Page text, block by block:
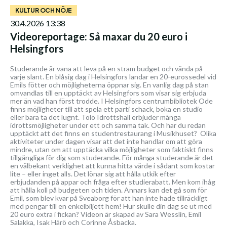
KULTUR OCH NÖJE
30.4.2026 13:38
Videoreportage: Så maxar du 20 euro i
Helsingfors
Studerande är vana att leva på en stram budget och vända på
varje slant. En blåsig dag i Helsingfors landar en 20-eurossedel vid
Emils fötter och möjligheterna öppnar sig. En vanlig dag på stan
omvandlas till en upptäckt av Helsingfors som visar sig erbjuda
mer än vad han först trodde. I Helsingfors centrumbibliotek Ode
finns möjligheter till att spela ett parti schack, boka en studio
eller bara ta det lugnt. Tölö Idrottshall erbjuder många
idrottsmöjligheter under ett och samma tak. Och har du redan
upptäckt att det finns en studentrestaurang i Musikhuset? Olika
aktiviteter under dagen visar att det inte handlar om att göra
mindre, utan om att upptäcka vilka möjligheter som faktiskt finns
tillgängliga för dig som studerande. För många studerande är det
en välbekant verklighet att kunna hitta värde i sådant som kostar
lite – eller inget alls. Det lönar sig att hålla utkik efter
erbjudanden på appar och fråga efter studierabatt. Men kom ihåg
att hålla koll på budgeten och tiden. Annars kan det gå som för
Emil, som blev kvar på Sveaborg för att han inte hade tillräckligt
med pengar till en enkelbiljett hem! Hur skulle din dag se ut med
20 euro extra i fickan? Videon är skapad av Sara Wesslin, Emil
Salakka, Isak Härö och Corinne Åsbacka.